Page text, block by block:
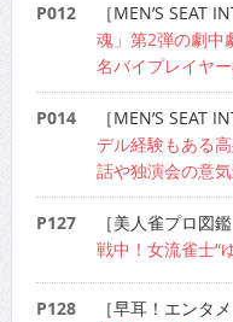
P012 ［MEN’S SEAT
魂」第2弾の劇中
名バイプレイヤ
P014 ［MEN’S SEAT
デル経験もある
話や独演会の意
P127 ［美人雀プロ図鑑
戦中！女流雀士“
P128 ［早耳！エンタ